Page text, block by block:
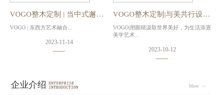
​VOGO整木定制 | 当中式邂逅法式复古
VOGO | 东西方艺术融合...
2023-11-14
​VOGO整木定制|与美共行设计分享会
VOGO|用眼睛汲取世界美好，为生活添置
美学艺术...
2023-10-12
企业介绍 More